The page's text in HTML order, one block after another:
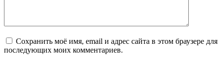
Сохранить моё имя, email и адрес сайта в этом браузере для
последующих моих комментариев.